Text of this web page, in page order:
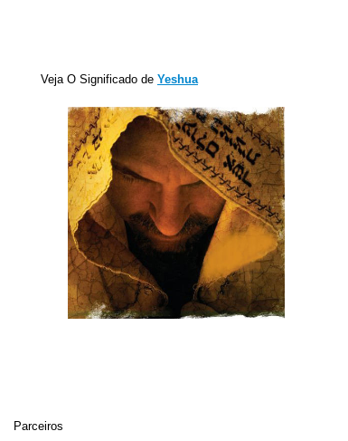
Veja O Significado de Yeshua
Parceiros